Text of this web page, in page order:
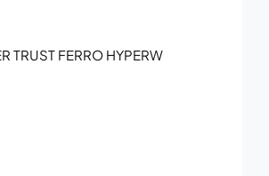
TRUST FERRO HYPERW